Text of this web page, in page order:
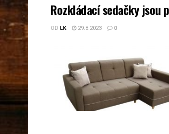
Rozkládací sedačky
OD LK 29.8.2023 0